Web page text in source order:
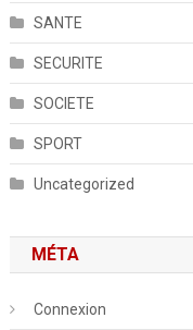
SANTE
SECURITE
SOCIETE
SPORT
Uncategorized
MÉTA
Connexion